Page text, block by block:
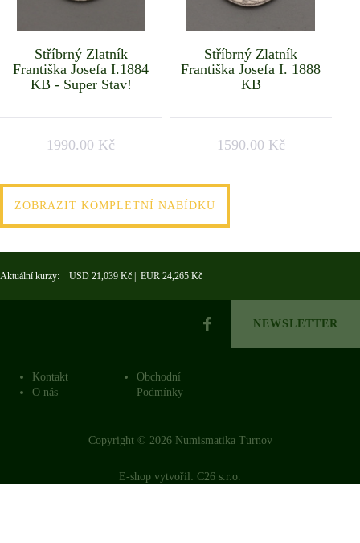
Stříbrný Zlatník
Františka Josefa I.1884
KB - Super Stav!
1990.00 Kč
Stříbrný Zlatník
Františka Josefa I. 1888
KB
1590.00 Kč
ZOBRAZIT KOMPLETNÍ NABÍDKU
Aktuální kurzy: USD 21,039 Kč | EUR 24,265 Kč
NEWSLETTER
Kontakt
O nás
Obchodní
Podmínky
Copyright © 2026 Numismatika Turnov
E-shop vytvořil: C26 s.r.o.